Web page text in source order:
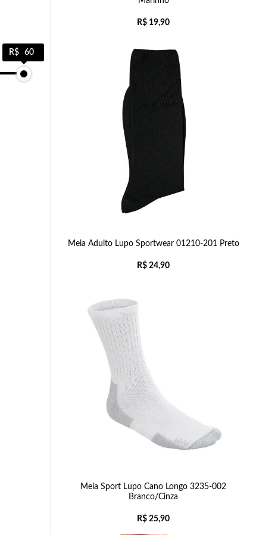
60
R$ 19,90
Meia Adulto Lupo Sportwear 01210-201 Preto
R$ 24,90
Meia Sport Lupo Cano Longo 3235-002
Branco/Cinza
R$ 25,90